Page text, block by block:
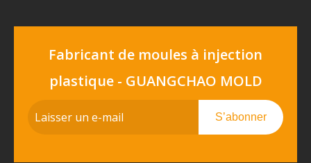
Fabricant de moules à injection
plastique - GUANGCHAO MOLD
S’abonner